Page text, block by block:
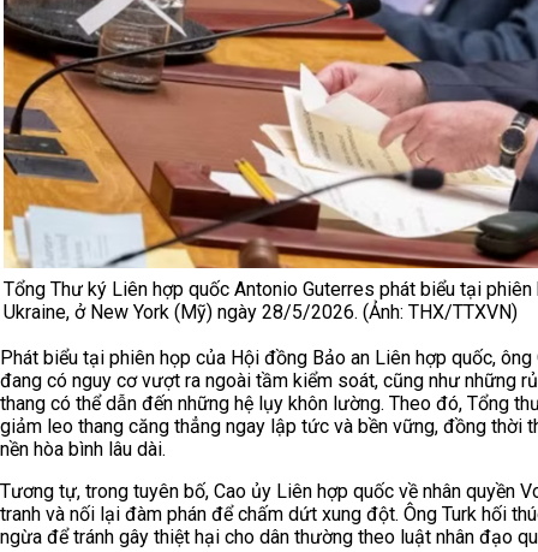
Tổng Thư ký Liên hợp quốc Antonio Guterres phát biểu tại
Ukraine, ở New York (Mỹ) ngày 28/5/2026. (Ảnh: THX/TTXVN)
Phát biểu tại phiên họp của Hội đồng Bảo an Liên hợp quốc,
đang có nguy cơ vượt ra ngoài tầm kiểm soát, cũng như những
thang có thể dẫn đến những hệ lụy khôn lường. Theo đó, Tổng
giảm leo thang căng thẳng ngay lập tức và bền vững, đồng
nền hòa bình lâu dài.
Tương tự, trong tuyên bố, Cao ủy Liên hợp quốc về nhân quyền
tranh và nối lại đàm phán để chấm dứt xung đột. Ông Turk hối
ngừa để tránh gây thiệt hại cho dân thường theo luật nhân đạo